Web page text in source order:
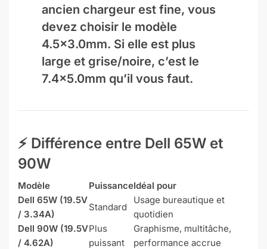
ancien chargeur est fine, vous
devez choisir le modèle
4.5×3.0mm. Si elle est plus
large et grise/noire, c’est le
7.4×5.0mm qu’il vous faut.
⚡ Différence entre Dell 65W et
90W
Modèle PuissanceIdéal pour
Dell 65W (19.5V
/ 3.34A)
Standard
Usage bureautique et
quotidien
Dell 90W (19.5V
/ 4.62A)
Plus
puissant
Graphisme, multitâche,
performance accrue